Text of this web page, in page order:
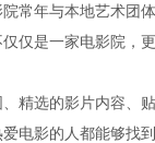
常年与本地艺术团
仅是一家电影院，
精选的影片内容、
电影的人都能够找